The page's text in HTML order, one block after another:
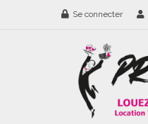
Se connecter